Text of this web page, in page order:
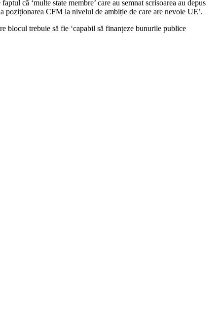
că ‘multe state membre’ care au semnat scrisoarea au depus
poziționarea CFM la nivelul de ambiție de care are nevoie UE’.
blocul trebuie să fie ‘capabil să finanțeze bunurile publice